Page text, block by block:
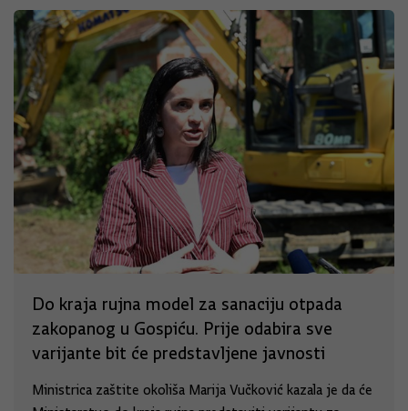
Do kraja rujna model za sanaciju otpada
zakopanog u Gospiću. Prije odabira sve
varijante bit će predstavljene javnosti
Ministrica zaštite okoliša Marija Vučković kazala je da će